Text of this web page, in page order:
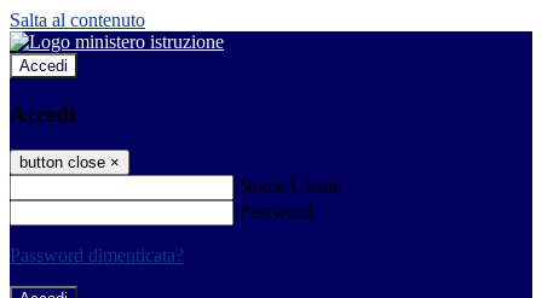
Salta al contenuto
Accedi
Accedi
button close ×
Nome Utente
Password
Password dimenticata?